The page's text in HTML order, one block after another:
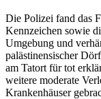
Die Polizei fand das
Kennzeichen sowie
Umgebung und
palästinensischer
am Tatort für tot
weitere moderate
Krankenhäuser